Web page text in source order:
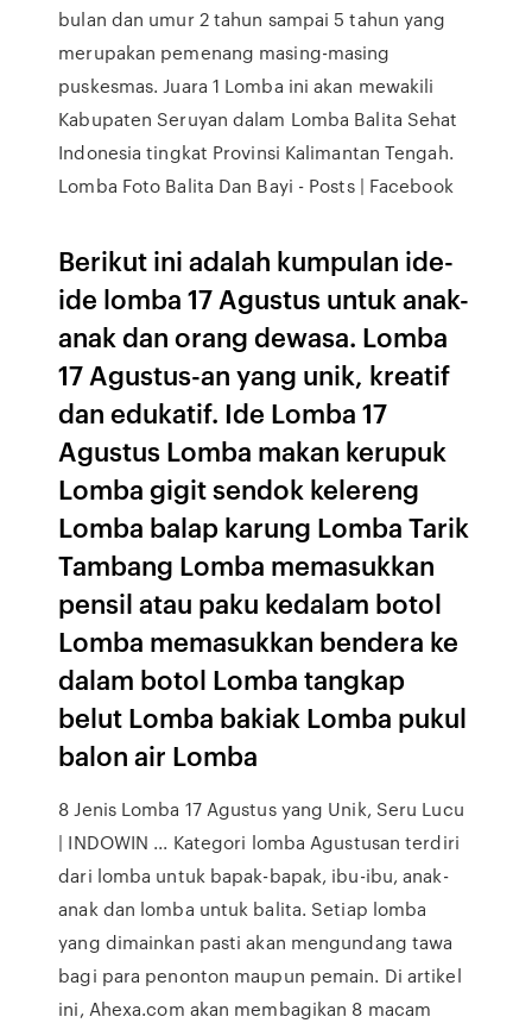
bulan dan umur 2 tahun sampai 5 tahun yang
merupakan pemenang masing-masing
puskesmas. Juara 1 Lomba ini akan mewakili
Kabupaten Seruyan dalam Lomba Balita Sehat
Indonesia tingkat Provinsi Kalimantan Tengah.
Lomba Foto Balita Dan Bayi - Posts | Facebook
Berikut ini adalah kumpulan ide-
ide lomba 17 Agustus untuk anak-
anak dan orang dewasa. Lomba
17 Agustus-an yang unik, kreatif
dan edukatif. Ide Lomba 17
Agustus Lomba makan kerupuk
Lomba gigit sendok kelereng
Lomba balap karung Lomba Tarik
Tambang Lomba memasukkan
pensil atau paku kedalam botol
Lomba memasukkan bendera ke
dalam botol Lomba tangkap
belut Lomba bakiak Lomba pukul
balon air Lomba
8 Jenis Lomba 17 Agustus yang Unik, Seru Lucu
| INDOWIN ... Kategori lomba Agustusan terdiri
dari lomba untuk bapak-bapak, ibu-ibu, anak-
anak dan lomba untuk balita. Setiap lomba
yang dimainkan pasti akan mengundang tawa
bagi para penonton maupun pemain. Di artikel
ini, Ahexa.com akan membagikan 8 macam